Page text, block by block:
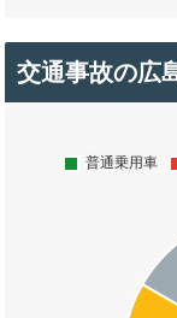
交通事故の広